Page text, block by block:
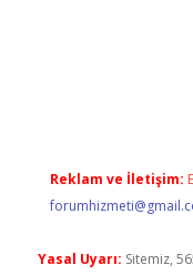
Reklam ve İletişim:
Yasal Uyarı: Sitemiz,